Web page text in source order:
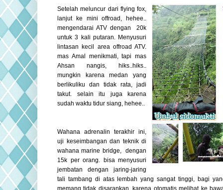
Setelah meluncur dari flying fox,
lanjut ke mini offroad, hehee..
mengendarai ATV dengan 20k
untuk 3 kali putaran. Menyusuri
lintasan kecil area offroad ATV.
mas Amal menikmati, tapi mas
Ahsan nangis, hiks..hiks..
mungkin karena medan yang
berlikuliku dan tidak rata, jadi
takut. selain itu juga karena
sudah waktu tidur siang, hehee..
Wahana adrenalin terakhir ini,
uji keseimbangan dan teknik di
wahana marine bridge, dengan
15k per orang. bisa menyusuri
jembatan dengan jaring-jaring
tali tambang di atas lembah yang sangat tinggi, bagi
memang tidak disarankan, karena otomatis melihat ke